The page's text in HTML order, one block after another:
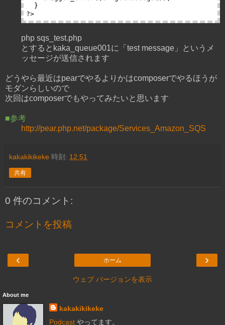
?>
php sqs_test.php
とするとkaka_queue001に「test message」というメ
ッセージが送信されます
どうやら最近はpearでやるよりかはcomposerでやるほうが
モダンらしいので
次回はcomposerでもやってみたいと思います
■参考
http://pear.php.net/package/Services_Amazon_SQS
kakakikikeke 時刻: 12:51
共有
0 件のコメント:
コメントを投稿
‹ ›
ホーム
ウェブ バージョンを表示
About me
kakakikikeke
Podcastやってます。